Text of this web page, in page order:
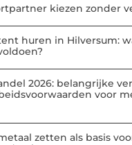
kiezen zonder
huren in Hilversum:
2026: belangrijke
voor
zetten als basis